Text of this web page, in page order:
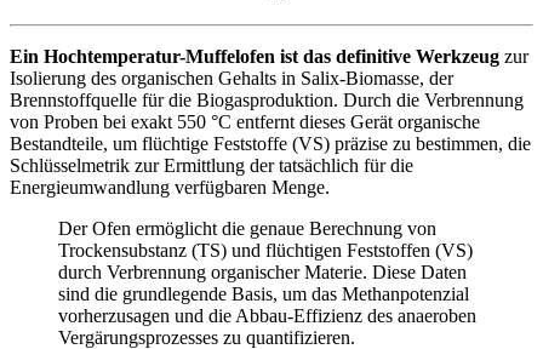
Ein Hochtemperatur-Muffelofen ist das definitive Werkzeug zur
Isolierung des organischen Gehalts in Salix-Biomasse, der
Brennstoffquelle für die Biogasproduktion. Durch die Verbrennung
von Proben bei exakt 550 °C entfernt dieses Gerät organische
Bestandteile, um flüchtige Feststoffe (VS) präzise zu bestimmen, die
Schlüsselmetrik zur Ermittlung der tatsächlich für die
Energieumwandlung verfügbaren Menge.
Der Ofen ermöglicht die genaue Berechnung von
Trockensubstanz (TS) und flüchtigen Feststoffen (VS)
durch Verbrennung organischer Materie. Diese Daten
sind die grundlegende Basis, um das Methanpotenzial
vorherzusagen und die Abbau-Effizienz des anaeroben
Vergärungsprozesses zu quantifizieren.